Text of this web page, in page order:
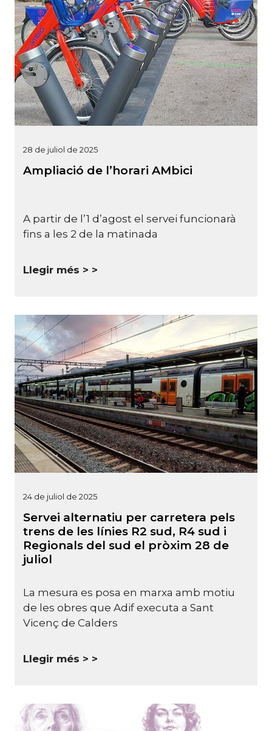
28 de juliol de 2025
Ampliació de l’horari AMbici
A partir de l’1 d’agost el servei funcionarà
fins a les 2 de la matinada
Llegir més >
24 de juliol de 2025
Servei alternatiu per carretera pels
trens de les línies R2 sud, R4 sud i
Regionals del sud el pròxim 28 de
juliol
La mesura es posa en marxa amb motiu
de les obres que Adif executa a Sant
Vicenç de Calders
Llegir més >